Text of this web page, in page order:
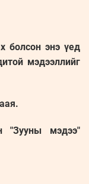
болсон энэ үед
мэдээллийг
"Зууны мэдээ"